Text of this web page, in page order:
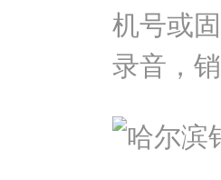
机号或
录音，